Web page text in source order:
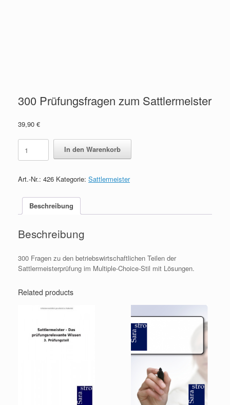
300 Prüfungsfragen zum Sattlermeister
39,90 €
300
Prüfungsfragen
zum
quantity
In den Warenkorb
Art.-Nr.: 426 Kategorie: Sattlermeister
Beschreibung
Beschreibung
300 Fragen zu den betriebswirtschaftlichen Teilen der
Sattlermeisterprüfung im Multiple-Choice-Stil mit Lösungen.
Related products